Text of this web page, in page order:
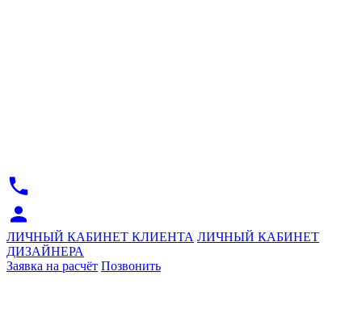
ЛИЧНЫЙ КАБИНЕТ КЛИЕНТА ЛИЧНЫЙ КАБИНЕТ
ДИЗАЙНЕРА
Заявка на расчёт Позвонить